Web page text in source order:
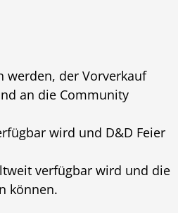
werden, der Vorverkauf
an die Community
wird und D&D Feier
verfügbar wird und die
können.